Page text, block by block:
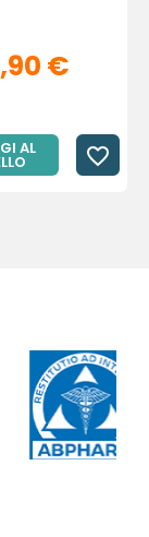
€
AL favorite_border
SRL